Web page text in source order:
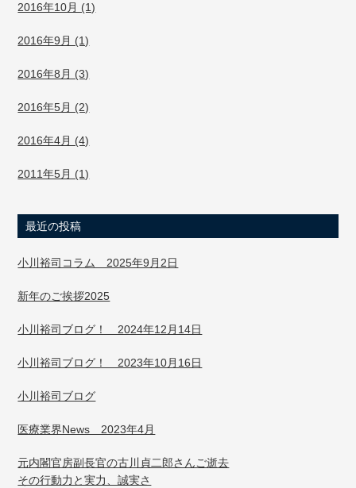
2016年10月 (1)
2016年9月 (1)
2016年8月 (3)
2016年5月 (2)
2016年4月 (4)
2011年5月 (1)
最近の投稿
小川裕司コラム 2025年9月2日
新年のご挨拶2025
小川裕司ブログ！ 2024年12月14日
小川裕司ブログ！ 2023年10月16日
小川裕司ブログ
医療業界News 2023年4月
元内閣官房副長官の古川貞二郎さんご逝去
その行動力と実力、誠実さ